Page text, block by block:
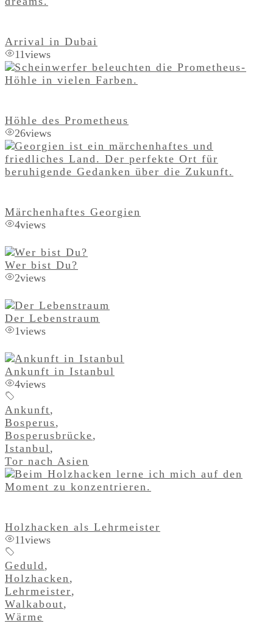
Arrival in Dubai
11views
Höhle des Prometheus
26views
Märchenhaftes Georgien
4views
Wer bist Du?
2views
Der Lebenstraum
1views
Ankunft in Istanbul
4views
Ankunft,
Bosperus,
Bosperusbrücke,
Istanbul,
Tor nach Asien
Holzhacken als Lehrmeister
11views
Geduld,
Holzhacken,
Lehrmeister,
Walkabout,
Wärme